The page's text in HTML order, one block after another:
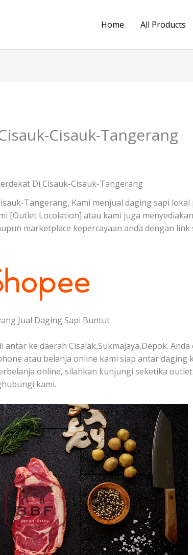
Home All Products
Cisauk-Tangerang
Di Cisauk-Cisauk-Tangerang
Tangerang, Kami menjual daging sapi
[Outlet Locolation] atau kami juga
marketplace kepercayaan anda dengan
Jual Daging Sapi Buntut
ke daerah Cisalak,Sukmajaya,Depok.
atau belanja online kami siap antar daging
online, silahkan kunjungi seketika
kami.